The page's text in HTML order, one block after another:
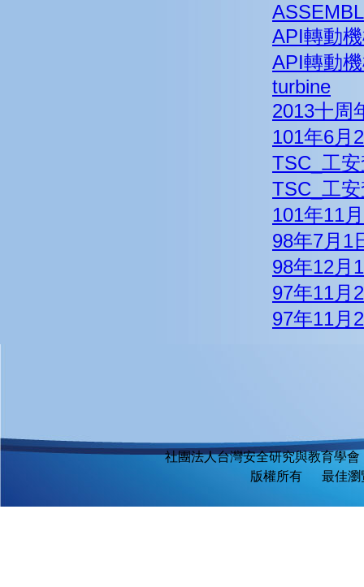
API轉動
API轉動
turbine
2013十周
101年6月
TSC_工
TSC_工
101年11
98年7月1
98年12月
97年11月
97年11月
社團法人台灣安全研究與教育學會
版權所有 最佳瀏